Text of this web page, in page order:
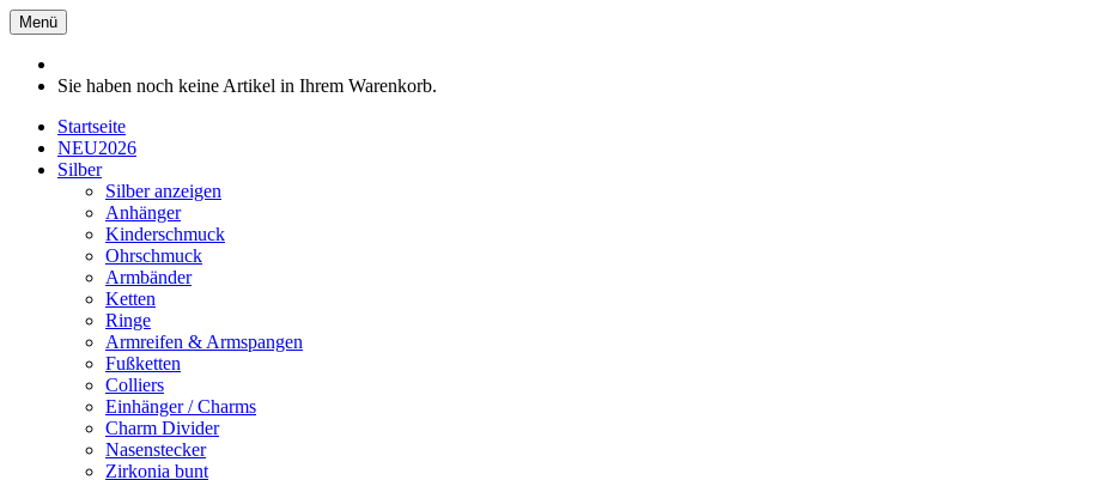
Menü
Sie haben noch keine Artikel in Ihrem Warenkorb.
Startseite
NEU2026
Silber
Silber anzeigen
Anhänger
Kinderschmuck
Ohrschmuck
Armbänder
Ketten
Ringe
Armreifen & Armspangen
Fußketten
Colliers
Einhänger / Charms
Charm Divider
Nasenstecker
Zirkonia bunt